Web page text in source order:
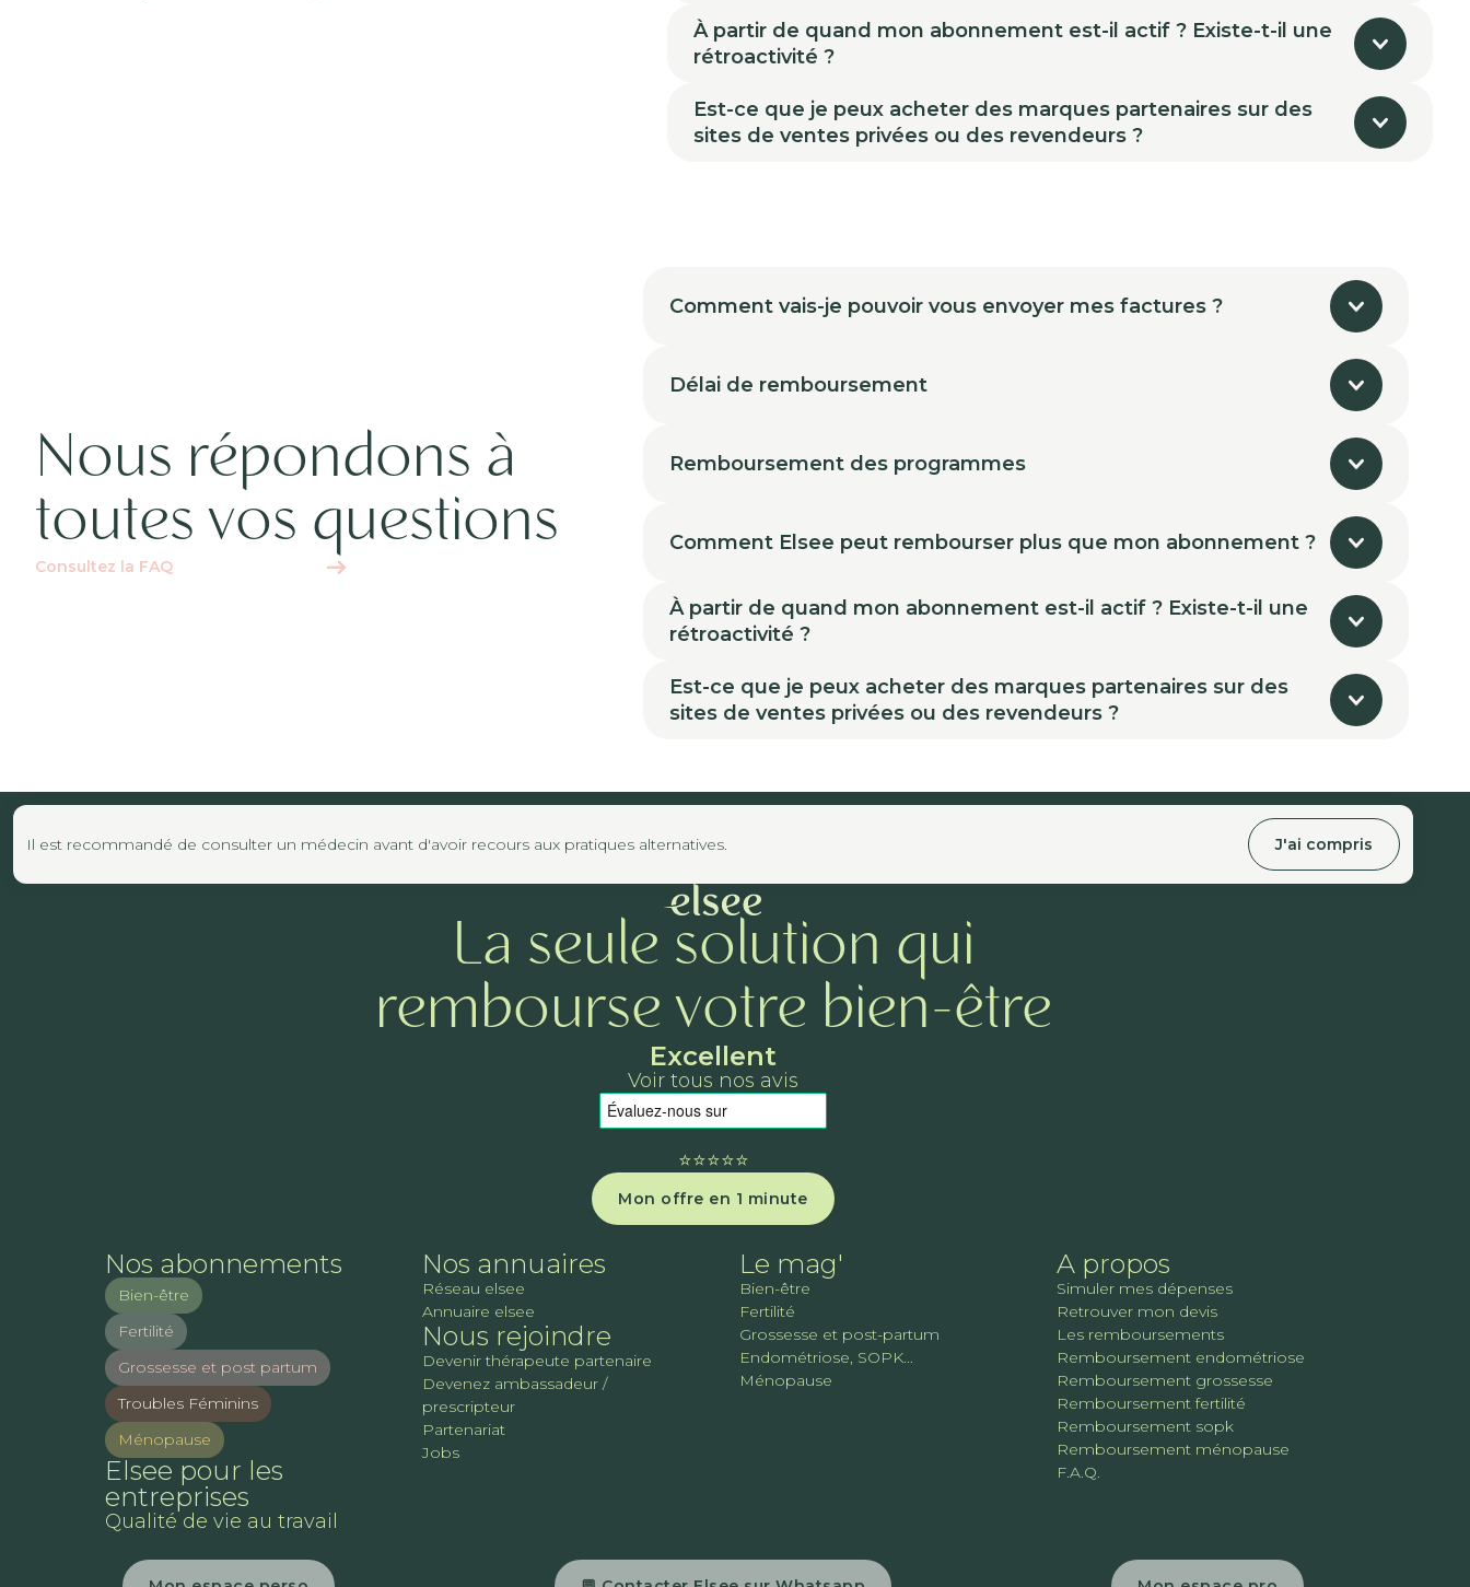
À partir de quand mon abonnement est-il actif ? Existe-t-il une
rétroactivité ?
Est-ce que je peux acheter des marques partenaires sur des
sites de ventes privées ou des revendeurs ?
Nous répondons à
toutes vos questions
Consultez la FAQ
Comment vais-je pouvoir vous envoyer mes factures ?
Délai de remboursement
Remboursement des programmes
Comment Elsee peut rembourser plus que mon abonnement ?
À partir de quand mon abonnement est-il actif ? Existe-t-il une
rétroactivité ?
Est-ce que je peux acheter des marques partenaires sur des
sites de ventes privées ou des revendeurs ?
Il est recommandé de consulter un médecin avant d'avoir recours aux pratiques alternatives. J'ai compris
La seule solution qui
rembourse votre bien-être
Excellent
Voir tous nos avis
⭐️⭐️⭐️⭐️⭐️
Mon offre en 1 minute
Nos abonnements
Bien-être
Fertilité
Grossesse et post partum
Troubles Féminins
Ménopause
Elsee pour les
entreprises
Qualité de vie au travail
Nos annuaires
Réseau elsee
Annuaire elsee
Nous rejoindre
Devenir thérapeute partenaire
Devenez ambassadeur /
prescripteur
Partenariat
Jobs
Le mag'
Bien-être
Fertilité
Grossesse et post-partum
Endométriose, SOPK...
Ménopause
A propos
Simuler mes dépenses
Retrouver mon devis
Les remboursements
Remboursement endométriose
Remboursement grossesse
Remboursement fertilité
Remboursement sopk
Remboursement ménopause
F.A.Q.